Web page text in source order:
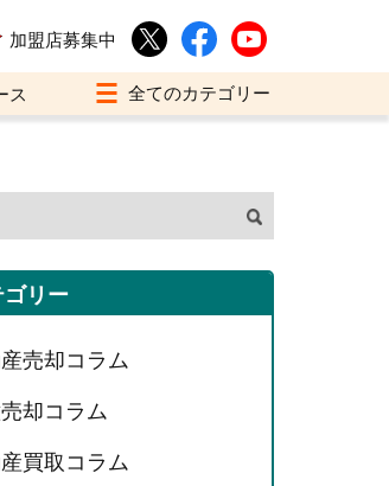
加盟店募集中
ス
リー
売却コラム
却コラム
買取コラム